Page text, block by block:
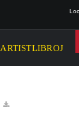
ARTISTLIBROJ